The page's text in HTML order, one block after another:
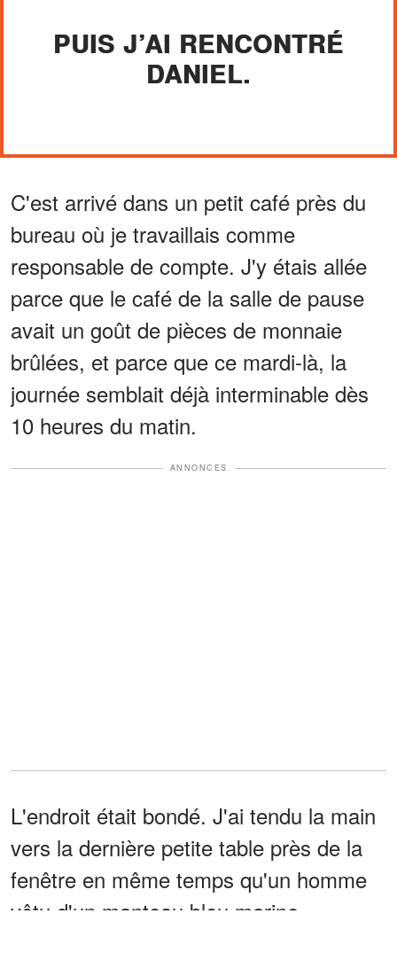
PUIS J’AI RENCONTRÉ
DANIEL.
C'est arrivé dans un petit café près du
bureau où je travaillais comme
responsable de compte. J'y étais allée
parce que le café de la salle de pause
avait un goût de pièces de monnaie
brûlées, et parce que ce mardi-là, la
journée semblait déjà interminable dès
10 heures du matin.
ANNONCES
L'endroit était bondé. J'ai tendu la main
vers la dernière petite table près de la
fenêtre en même temps qu'un homme
vêtu d'un manteau bleu marine.